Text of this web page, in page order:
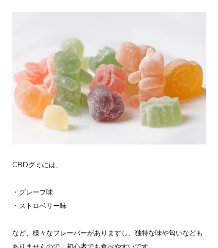
CBDグミには、
・グレープ味
・ストロベリー味
など、様々なフレーバーがありますし、独特な味や匂いなども